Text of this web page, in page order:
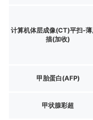
计算机体层成像(CT)平扫-
描(加收)
甲胎蛋白(AFP)
甲状腺彩超